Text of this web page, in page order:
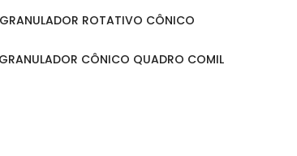
GRANULADOR ROTATIVO CÔNICO
GRANULADOR CÔNICO QUADRO COMIL